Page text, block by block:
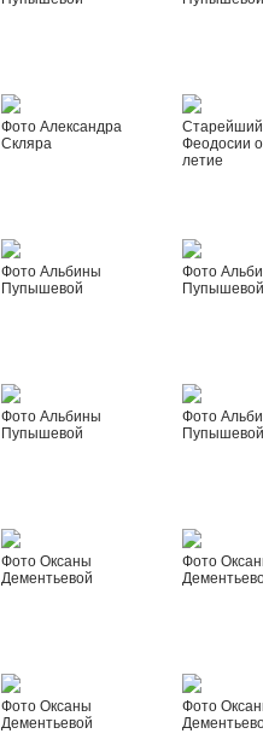
Фото Александра
Скляра
Старейший
Феодосии
летие
Фото Альбины
Пупышевой
Фото
Пупышевой
Фото Альбины
Пупышевой
Фото
Пупышевой
Фото Оксаны
Дементьевой
Фото
Фото Оксаны
Дементьевой
Фото